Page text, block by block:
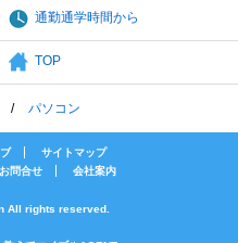
通勤通学時間から
TOP
パソコン
サイトマップ
お問合せ 会社案内
All rights reserved.